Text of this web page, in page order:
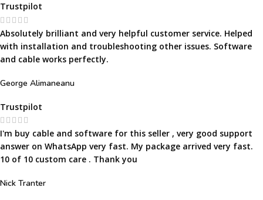
Trustpilot
Absolutely brilliant and very helpful customer service. Helped
with installation and troubleshooting other issues. Software
and cable works perfectly.
George Alimaneanu
Trustpilot
I'm buy cable and software for this seller , very good support
answer on WhatsApp very fast. My package arrived very fast.
10 of 10 custom care . Thank you
Nick Tranter